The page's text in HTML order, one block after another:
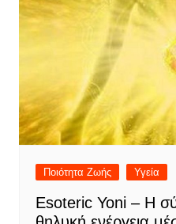
Ποιότητα Ζωής Υγεία
Esoteric Yoni – Η